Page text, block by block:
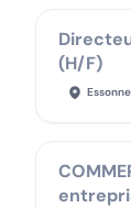
(H/F)
Essonne